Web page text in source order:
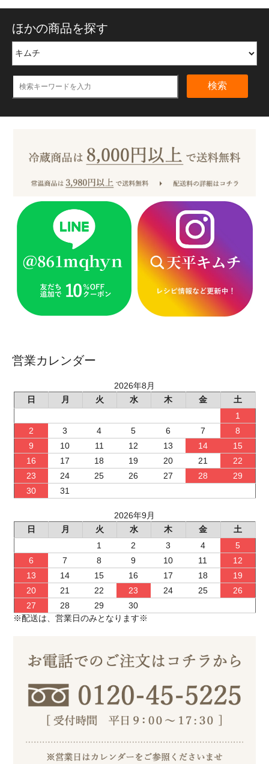
ほかの商品を探す
検索
営業カレンダー
2026年8月
日
月 火 水 木 金
土
1
2
3 4 5 6 7
8
9
10 11 12 13 14
15
16
17 18 19 20 21
22
23
24 25 26 27 28
29
30
31
2026年9月
日
月 火 水 木 金
土
1
2 3 4
5
6
7 8 9 10 11
12
13
14 15 16 17 18
19
20
21 22 23 24 25
26
27
28 29
30
※配送は、営業日のみとなります※